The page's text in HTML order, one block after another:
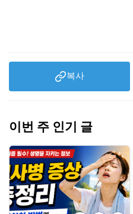
복사
이번 주 인기 글